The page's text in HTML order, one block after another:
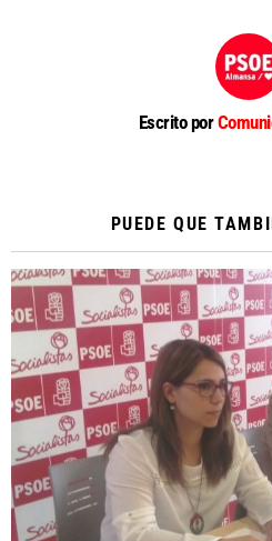
Escrito por
PUEDE QUE